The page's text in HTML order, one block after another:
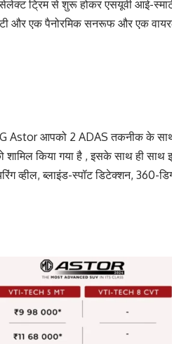
ट्रिम से शुरू होकर‌ एसयूवी आई-
और एक पैनोरमिक सनरूफ और एक
Astor आपको 2 ADAS तकनीक के
शामिल किया गया है , इसके साथ ही
व्हील, ब्लाइंड-स्पॉट डिटेक्शन, 360-